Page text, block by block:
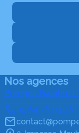
Nos agences
Pompes Funèbres
05 64 28 93 76